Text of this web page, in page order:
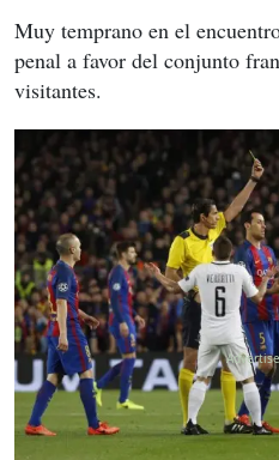
Muy temprano en el
penal a favor del conjunto
visitantes.